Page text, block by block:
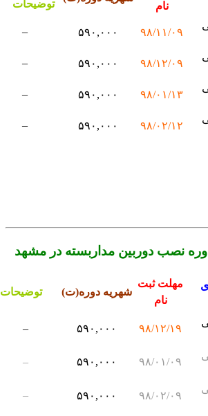
نام
توضیحات
۹۸/۱۱/۰۹ ۵۹۰,۰۰۰
۹۸/۱۲/۰۹ ۵۹۰,۰۰۰
۹۸/۰۱/۱۳ ۵۹۰,۰۰۰
۹۸/۰۲/۱۲ ۵۹۰,۰۰۰
نصب دوربین مداربسته در مشهد
مهلت ثبت
نام
شهریه دوره(ت) توضیحات
۹۸/۱۲/۱۹ ۵۹۰,۰۰۰
۹۸/۰۱/۰۹ ۵۹۰,۰۰۰
۹۸/۰۲/۰۹ ۵۹۰,۰۰۰